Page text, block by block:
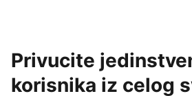
Privucite
korisnika iz celog